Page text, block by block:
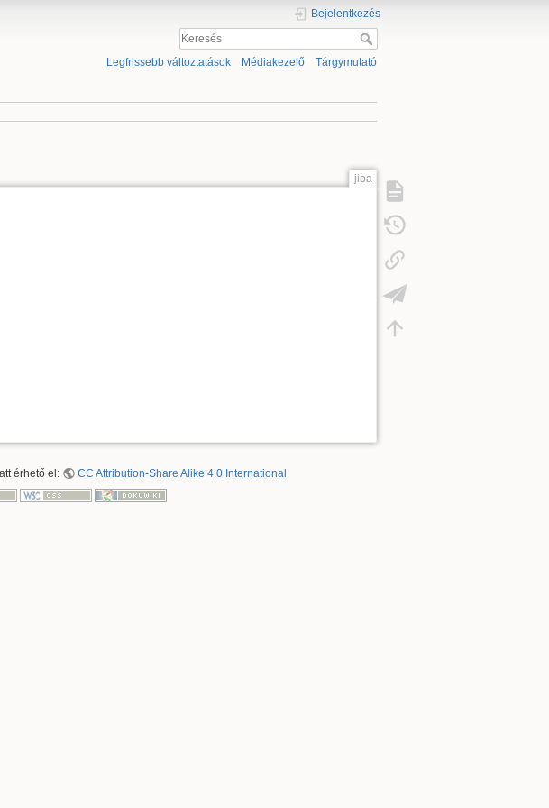
Bejelentkezés
Legfrissebb változtatások Médiakezelő Tárgymutató
jioa
érhető el: CC Attribution-Share Alike 4.0 International